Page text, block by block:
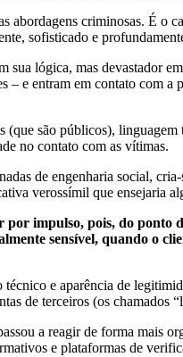
abordagens criminosas. É
sofisticado e
lógica, mas devastador
– e entram em contato com
(que são públicos),
no contato com as vítimas.
de engenharia social,
verossímil que ensejaria
impulso, pois, do
sensível, quando o
e aparência de
de terceiros (os chamados
a reagir de forma mais
e plataformas de